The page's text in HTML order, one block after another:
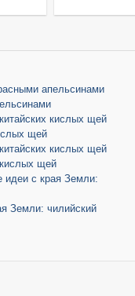
апельсинами
кислых щей
щей
кислых щей
кислых щей
идеи с края Земли:
Земли: чилийский